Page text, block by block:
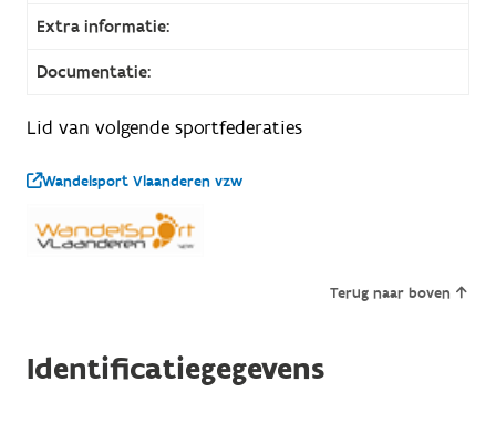
Extra informatie:
Documentatie:
Lid van volgende sportfederaties
Wandelsport Vlaanderen vzw
Terug naar boven
Identificatiegegevens